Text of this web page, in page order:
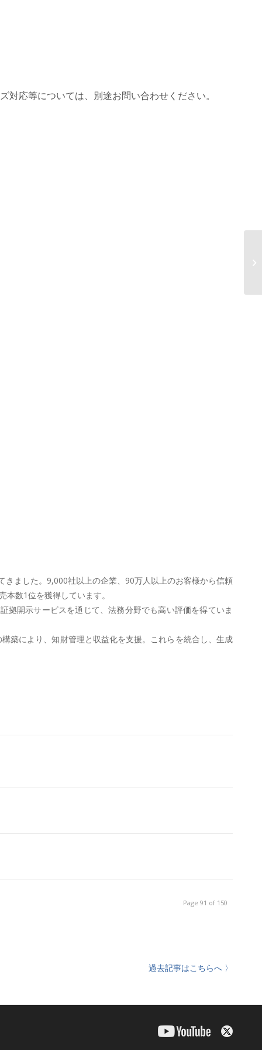
応等については、別途お問い合わせください。
ました。9,000社以上の企業、90万人以上のお客様から信頼
数1位を獲得しています。
拠開示サービスを通じて、法務分野でも高い評価を得ていま
築により、知財管理と収益化を支援。これらを統合し、生成
Page 91 of 150
過去記事はこちらへ 〉